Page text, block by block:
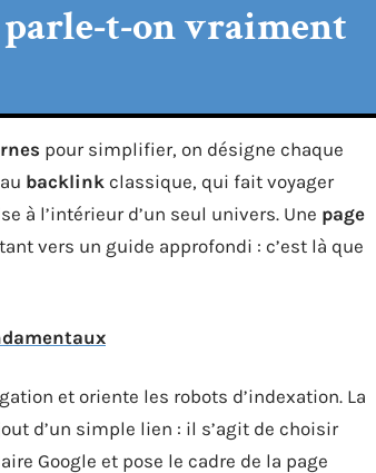
t-on vraiment
pour simplifier, on désigne chaque
backlink classique, qui fait voyager
à l’intérieur d’un seul univers. Une page
vers un guide approfondi : c’est là que
et oriente les robots d’indexation. La
d’un simple lien : il s’agit de choisir
Google et pose le cadre de la page